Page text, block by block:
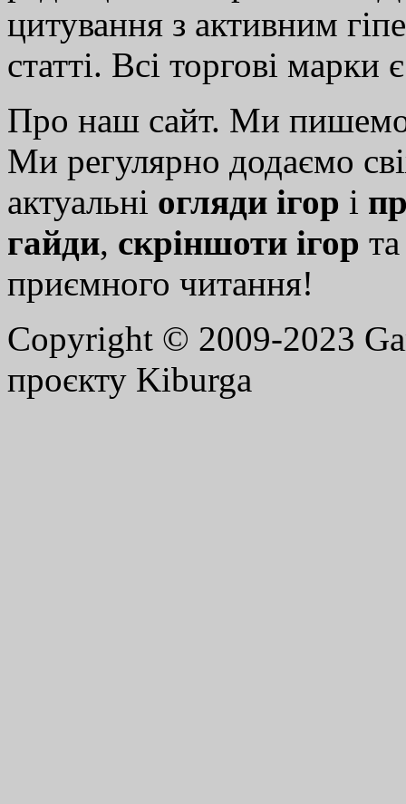
цитування з активним
статті. Всі торгові марки
Про наш сайт. Ми
Ми регулярно додаємо
актуальні огляди ігор і
гайди, скріншоти ігор
приємного читання!
Copyright © 2009-2023
проєкту Kiburga